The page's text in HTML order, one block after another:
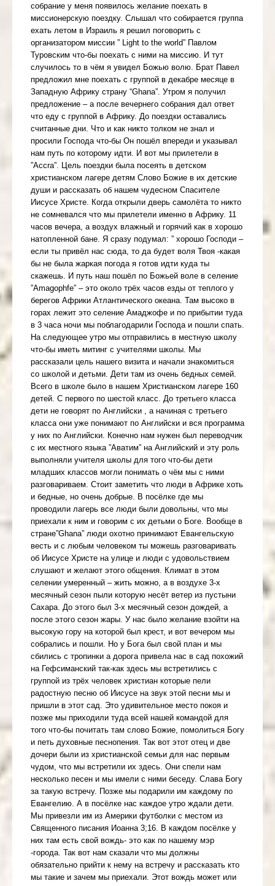
собрание у меня появилось желание поехать в
миссионерскую поездку. Слышал что собирается группа
ехать летом в Израиль я решил поговорить с
организатором миссии ” Light to the world” Павлом
Туровским что-бы поехать с ними на миссию. И тут
случилось то в чём я увидел Божью волю. Брат Павел
предложил мне поехать с группой в декабре месяце в
Западную Африку страну “Ghana”. Утром я получил
предложение – а после вечернего собрания дал ответ
что еду с группой в Африку. До поездки оставались
считанные дни. Что и как никто толком не знал и
просили Господа что-бы Он пошёл впереди и указывал
нам путь по которому идти. И вот мы прилетели в
”Accra”. Цель поездки была посеять в детском
христианском лагере детям Слово Божие в их детские
души и рассказать об нашем чудесном Спасителе
Иисусе Христе. Когда открыли дверь самолёта то никто
не сомневался что мы прилетели именно в Африку. 11
часов вечера, а воздух влажный и горячий как в хорошо
натопленной бане. Я сразу подумал: ” хорошо Господи –
если ты привёл нас сюда, то да будет воля Твоя -какая
бы не была жаркая погода я готов идти куда ты
скажешь. И путь наш пошёл по Божьей воле в селение
”Amagophfe” – это около трёх часов езды от теплого у
берегов Африки Атлантического океана. Там высоко в
горах лежит это селение Амаджофе и по прибытии туда
в 3 часа ночи мы поблагодарили Господа и пошли спать.
На следующее утро мы отправились в местную школу
что-бы иметь митинг с учителями школы. Мы
рассказали цель нашего визита и начали знакомиться
со школой и детьми. Дети там из очень бедных семей.
Всего в школе было в нашем Христианском лагере 160
детей. С первого по шестой класс. До третьего класса
дети не говорят по Английски , а начиная с третьего
класса они уже понимают по Английски и вся программа
у них по Английски. Конечно нам нужен был переводчик
с их местного языка ”Аватим” на Английский и эту роль
выполняли учителя школы для того что-бы дети
младших классов могли понимать о чём мы с ними
разговариваем. Стоит заметить что люди в Африке хоть
и бедные, но очень добрые. В посёлке где мы
проводили лагерь все люди были довольны, что мы
приехали к ним и говорим с их детьми о Боге. Вообще в
стране”Ghana” люди охотно принимают Евангельскую
весть и с любым человеком ты можешь разговаривать
об Иисусе Христе на улице и люди с удовольствием
слушают и желают этого общения. Климат в этом
селении умеренный – жить можно, а в воздухе 3-х
месячный сезон пыли которую несёт ветер из пустыни
Сахара. До этого был 3-х месячный сезон дождей, а
после этого сезон жары. У нас было желание взойти на
высокую гору на которой был крест, и вот вечером мы
собрались и пошли. Но у Бога был свой план и мы
сбились с тропинки а дорога привела нас в сад похожий
на Гефсиманский так-как здесь мы встретились с
группой из трёх человек христиан которые пели
радостную песню об Иисусе на звук этой песни мы и
пришли в этот сад. Это удивительное место покоя и
позже мы приходили туда всей нашей командой для
того что-бы почитать там слово Божие, помолиться Богу
и петь духовные песнопения. Так вот этот отец и две
дочери были из христианской семьи для нас первым
чудом, что мы встретили их здесь. Они спели нам
несколько песен и мы имели с ними беседу. Cлава Богу
за такую встречу. Позже мы подарили им каждому по
Евангелию. А в посёлке нас каждое утро ждали дети.
Мы привезли им из Америки футболки с местом из
Священного писания Иоанна 3;16. В каждом посёлке у
них там есть свой вождь- это как по нашему мэр
-города. Так вот нам сказали что мы должны
обязательно прийти к нему на встречу и рассказать кто
мы такие и зачем мы приехали. Этот вождь может или